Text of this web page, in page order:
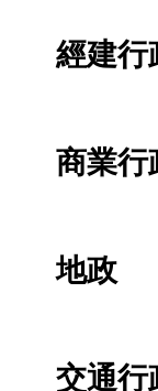
經建行
商業行
地政
交通行